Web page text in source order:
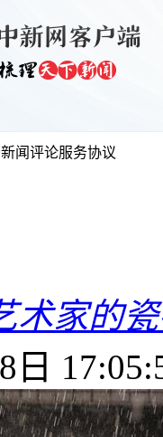
闻评论服务协议
术家的
日